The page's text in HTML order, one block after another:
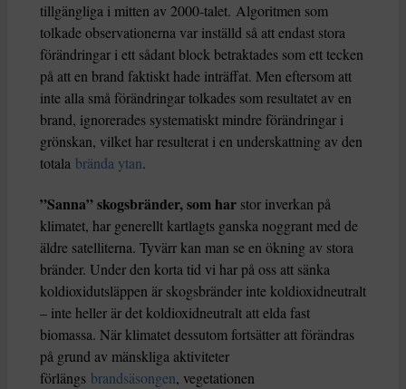
tillgängliga i mitten av 2000-talet. Algoritmen som
tolkade observationerna var inställd så att endast stora
förändringar i ett sådant block betraktades som ett tecken
på att en brand faktiskt hade inträffat. Men eftersom att
inte alla små förändringar tolkades som resultatet av en
brand, ignorerades systematiskt mindre förändringar i
grönskan, vilket har resulterat i en underskattning av den
totala brända ytan.
”Sanna” skogsbränder, som har stor inverkan på
klimatet, har generellt kartlagts ganska noggrant med de
äldre satelliterna. Tyvärr kan man se en ökning av stora
bränder. Under den korta tid vi har på oss att sänka
koldioxidutsläppen är skogsbränder inte koldioxidneutralt
– inte heller är det koldioxidneutralt att elda fast
biomassa. När klimatet dessutom fortsätter att förändras
på grund av mänskliga aktiviteter
förlängs brandsäsongen, vegetationen